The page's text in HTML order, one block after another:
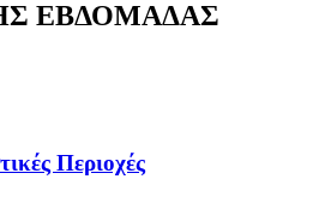
ΕΒΔΟΜΑΔΑΣ
Περιοχές